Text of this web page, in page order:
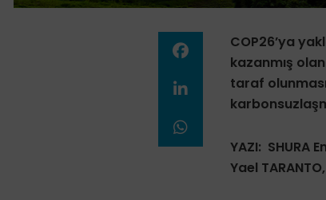
COP26’ya
kazanmış
taraf
YAZI: SHURA
Yael TARANTO,